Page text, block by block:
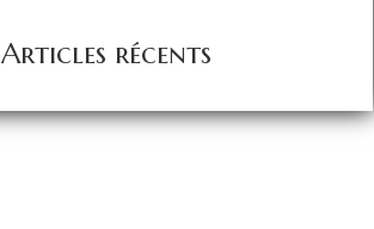
Articles récents